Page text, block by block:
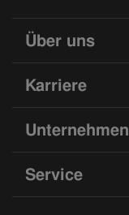
Über uns
Karriere
Unternehmen
Service